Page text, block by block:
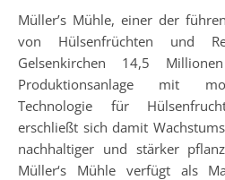
Müller’s Mühle, einer der führenden Anbieter im Bereich
von Hülsenfrüchten und
Gelsenkirchen 14,5
Produktionsanlage mit
Technologie für
erschließt sich damit
nachhaltiger und stärker
Müller‘s Mühle verfügt als